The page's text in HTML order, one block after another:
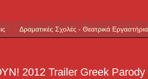
Δραματικές Σχολές - Θεατρικά Εργαστήρια
2012 Trailer Greek Parody